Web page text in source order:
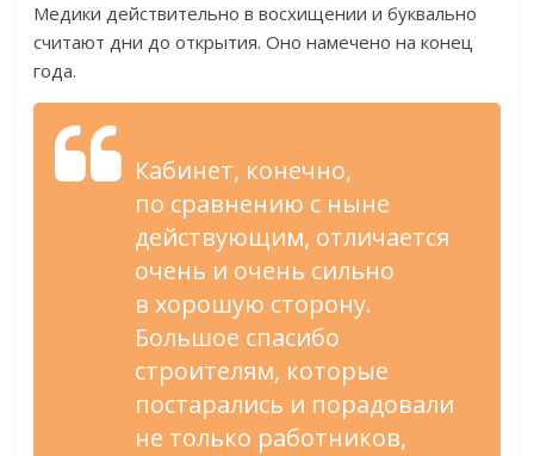
Медики действительно в восхищении и буквально
считают дни до открытия. Оно намечено на конец
года.
Кабинет, конечно,
по сравнению с ныне
действующим, отличается
очень и очень сильно
в хорошую сторону.
Большое спасибо
строителям, которые
постарались и порадовали
не только работников,